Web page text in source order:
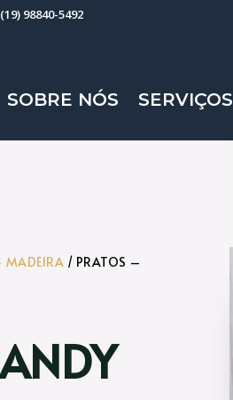
(19) 98840-5492
SOBRE NÓS SERVIÇOS
MADEIRA / PRATOS –